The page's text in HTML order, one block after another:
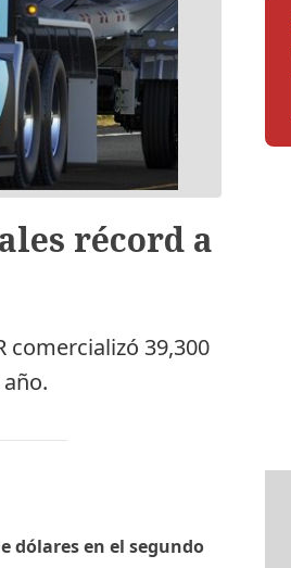
récord a
comercializó 39,300
dólares en el segundo